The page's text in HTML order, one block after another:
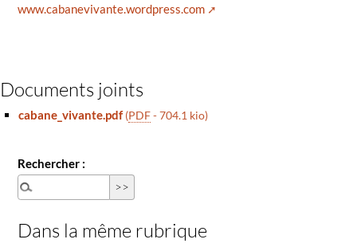
www.cabanevivante.wordpress.com
Documents joints
cabane_vivante.pdf (PDF-704.1 kio)
Rechercher :
Dans la même rubrique